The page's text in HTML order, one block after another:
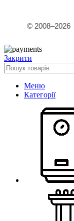
© 2008–2026
Закрити
Меню
Категорії